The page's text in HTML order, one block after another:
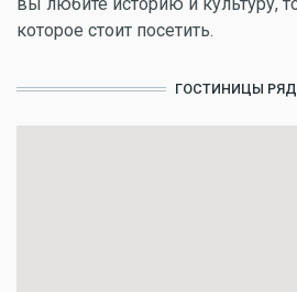
которое стоит посетить.
ГОСТИНИЦЫ